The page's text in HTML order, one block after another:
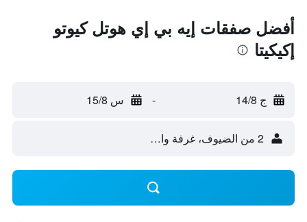
أفضل صفقات إيه بي إي هوتل كيوتو
إكيكيتا
ج 14/8 - س 15/8
2 من الضيوف، غرفة واحدة